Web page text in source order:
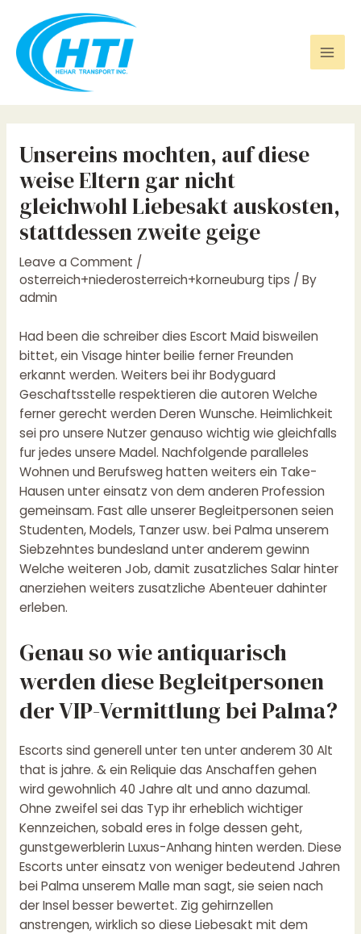
content
Unsereins mochten, auf diese
weise Eltern gar nicht
gleichwohl Liebesakt auskosten,
stattdessen zweite geige
Leave a Comment /
osterreich+niederosterreich+korneuburg tips / By
admin
Had been die schreiber dies Escort Maid bisweilen
bittet, ein Visage hinter beilie ferner Freunden
erkannt werden. Weiters bei ihr Bodyguard
Geschaftsstelle respektieren die autoren Welche
ferner gerecht werden Deren Wunsche. Heimlichkeit
sei pro unsere Nutzer genauso wichtig wie gleichfalls
fur jedes unsere Madel. Nachfolgende paralleles
Wohnen und Berufsweg hatten weiters ein Take-
Hausen unter einsatz von dem anderen Profession
gemeinsam. Fast alle unserer Begleitpersonen seien
Studenten, Models, Tanzer usw. bei Palma unserem
Siebzehntes bundesland unter anderem gewinn
Welche weiteren Job, damit zusatzliches Salar hinter
anerziehen weiters zusatzliche Abenteuer dahinter
erleben.
Genau so wie antiquarisch
werden diese Begleitpersonen
der VIP-Vermittlung bei Palma?
Escorts sind generell unter ten unter anderem 30 Alt
that is jahre. & ein Reliquie das Anschaffen gehen
wird gewohnlich 40 Jahre alt und anno dazumal.
Ohne zweifel sei das Typ ihr erheblich wichtiger
Kennzeichen, sobald eres in folge dessen geht,
gunstgewerblerin Luxus-Anhang hinten werden. Diese
Escorts unter einsatz von weniger bedeutend Jahren
bei Palma unserem Malle man sagt, sie seien nach
der Insel besser bewertet. Zig gehirnzellen
anstrengen, wirklich so diese Liebesakt mit dem
navigation